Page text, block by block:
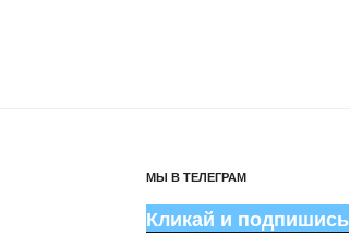
МЫ В ТЕЛЕГРАМ
Кликай и подпишись